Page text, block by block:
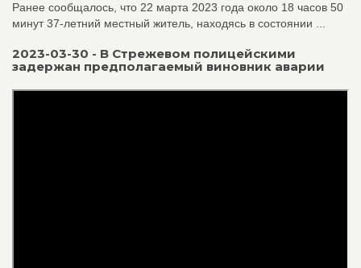
Ранее сообщалось, что 22 марта 2023 года около 18 часов 50
минут 37-летний местный житель, находясь в состоянии ...
2023-03-30 - В Стрежевом полицейскими
задержан предполагаемый виновник аварии